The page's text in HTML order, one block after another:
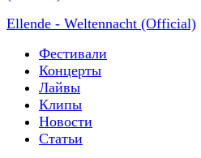
Ellende - Weltennacht (Official)
Фестивали
Концерты
Лайвы
Клипы
Новости
Статьи